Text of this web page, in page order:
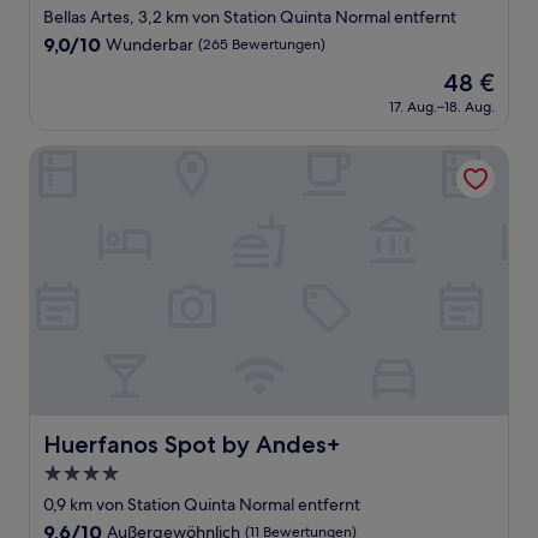
Sterne-
Unterkunft
Bellas Artes, 3,2 km von Station Quinta Normal entfernt
9.0
Bewertungen)
9,0/10 Wunderbar (265 Bewertungen)
Der
Preis
beträgt
48 €
17. Aug.–18. Aug.
Huerfanos Spot by Andes+
Huerfanos Spot by Andes+
4.0-
Sterne-
Unterkunft
0,9 km von Station Quinta Normal entfernt
9.6
9,6/10 Außergewöhnlich (11 Bewertungen)